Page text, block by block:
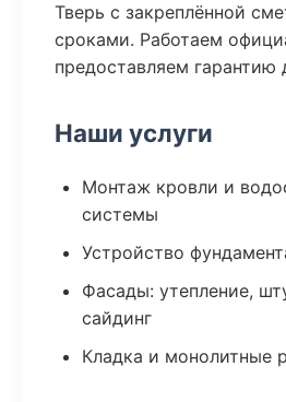
Тверь с закреплённой
сроками. Работаем
предоставляем гарантию
Наши услуги
Монтаж кровли и
системы
Устройство
Фасады: утепление,
сайдинг
Кладка и монолитные